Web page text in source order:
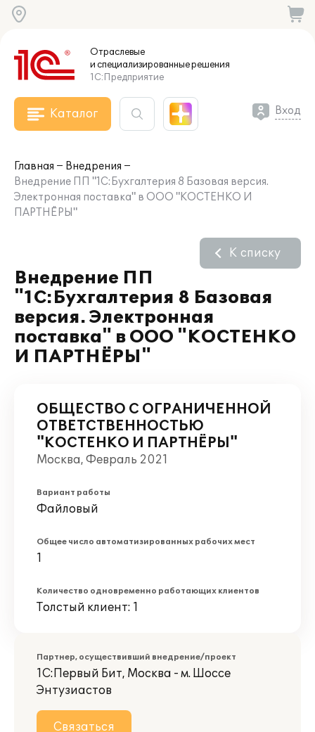
Отраслевые
и специализированныерешения
1С:Предприятие
Каталог Вход
Главная
Внедрения
Внедрение ПП "1С:Бухгалтерия 8 Базовая версия.
Электронная поставка" в ООО "КОСТЕНКО И
ПАРТНЁРЫ"
Внедрение ПП
"1С:Бухгалтерия 8 Базовая
версия. Электронная
поставка" в ООО "КОСТЕНКО
И ПАРТНЁРЫ"
К списку
ОБЩЕСТВО С ОГРАНИЧЕННОЙ
ОТВЕТСТВЕННОСТЬЮ
"КОСТЕНКО И ПАРТНЁРЫ"
Москва, Февраль 2021
Вариант работы
Файловый
Общее число автоматизированных рабочих мест
1
Количество одновременно работающих клиентов
Толстый клиент: 1
Партнер, осуществивший внедрение/проект
1С:Первый Бит, Москва - м. Шоссе
Энтузиастов
Связаться